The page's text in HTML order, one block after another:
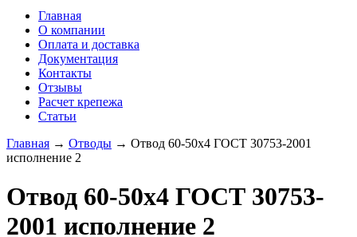
Главная
О компании
Оплата и доставка
Документация
Контакты
Отзывы
Расчет крепежа
Статьи
Главная → Отводы → Отвод 60-50х4 ГОСТ 30753-2001
исполнение 2
Отвод 60-50х4 ГОСТ 30753-
2001 исполнение 2